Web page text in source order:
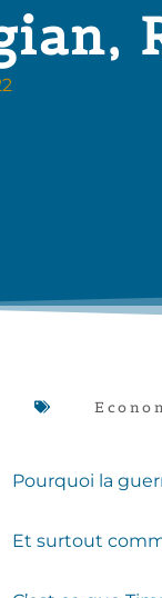
Pourquoi la
Et surtout